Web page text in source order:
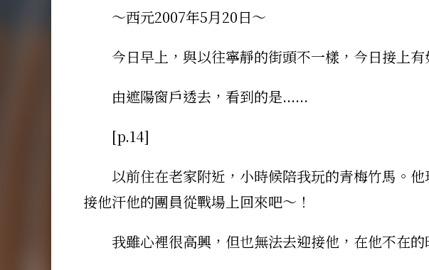
～西元2007年5月20日～
今日早上，與以往寧靜的街頭不一樣，今日接上有
由遮陽窗戶透去，看到的是......
[p.14]
以前住在老家附近，小時候陪我玩的青梅竹馬。
接他汗他的團員從戰場上回來吧～！
我雖心裡很高興，但也無法去迎接他，在他不在